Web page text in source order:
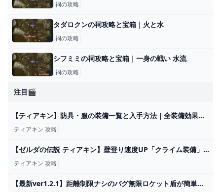
祠の攻略
タダロクンの祠攻略と宝箱｜火と水
祠の攻略
シフミミの祠攻略と宝箱｜一身の戦い 水流
祠の攻略
注目🎬
【ティアキン】防具・服の装備一覧と入手方法｜全装備効果【ゼルダの伝説ティアーズオブザキングダム】 - ゲームウィズ
ティアキン 攻略
【ゼルダの伝説 ティアキン】壁登り速度UP「クライム装備」入手方法、性能紹介【ティアーズ オブ ザ キングダム】【Zelda Tears of the Kingdom】 - YouTube
ティアキン 攻略
【最新ver1.2.1】距離制限ナシのバグ無限ロケット盾が簡単過ぎてゲームが破壊されてしまった...【ゼルダの伝説ティアーズオブザキングダム】【Totk】 - YouTube